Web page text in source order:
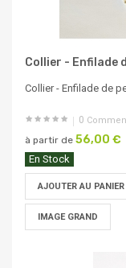
Collier - Enfilade
Collier - Enfilade de
0
à partir de 56,00 €
En Stock
AJOUTER AU PANIER
IMAGE GRAND